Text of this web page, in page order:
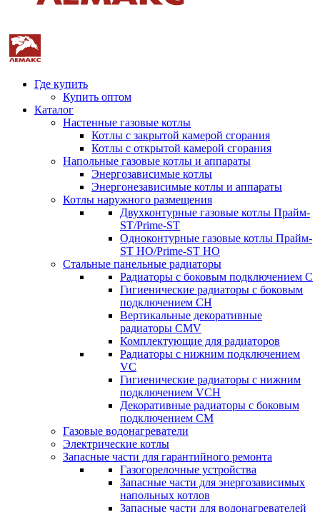
Где купить
Купить оптом
Каталог
Настенные газовые котлы
Котлы с закрытой камерой сгорания
Котлы с открытой камерой сгорания
Напольные газовые котлы и аппараты
Энергозависимые котлы
Энергонезависимые котлы и аппараты
Котлы наружного размещения
Двухконтурные газовые котлы Прайм-
ST/Prime-ST
Одноконтурные газовые котлы Прайм-
ST HO/Prime-ST HO
Стальные панельные радиаторы
Радиаторы c боковым подключением C
Гигиенические радиаторы c боковым
подключением CH
Вертикальные декоративные
радиаторы CMV
Комплектующие для радиаторов
Радиаторы c нижним подключением
VC
Гигиенические радиаторы c нижним
подключением VCH
Декоративные радиаторы с боковым
подключением CM
Газовые водонагреватели
Электрические котлы
Запасные части для гарантийного ремонта
Газогорелочные устройства
Запасные части для энергозависимых
напольных котлов
Запасные части для водонагревателей